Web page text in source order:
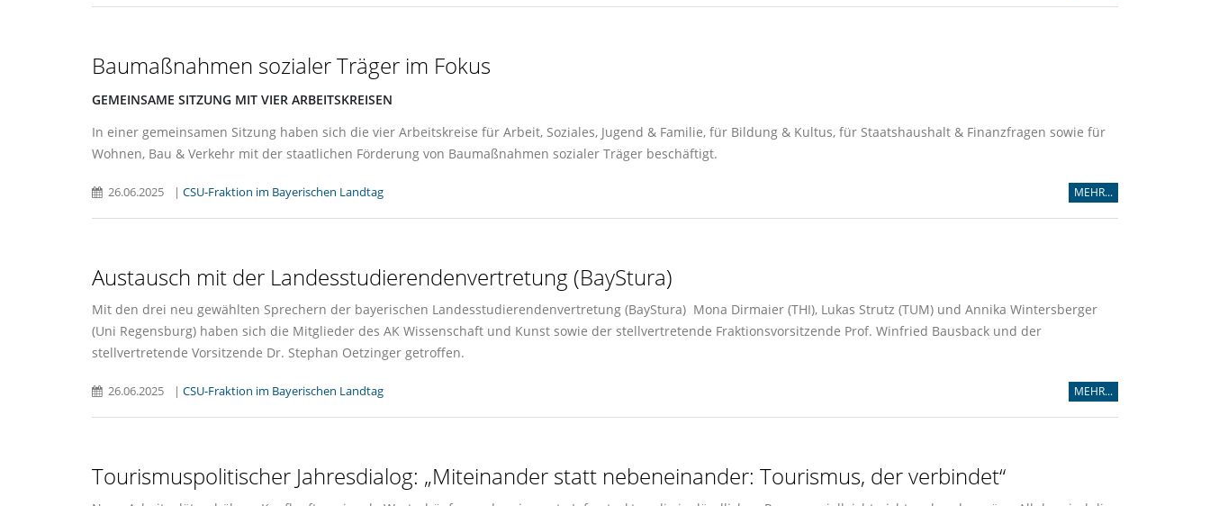
Baumaßnahmen sozialer Träger im Fokus
GEMEINSAME SITZUNG MIT VIER ARBEITSKREISEN
In einer gemeinsamen Sitzung haben sich die vier Arbeitskreise für Arbeit, Soziales, Jugend & Familie, für Bildung & Kultus, für Staatshaushalt & Finanzfragen sowie für
Wohnen, Bau & Verkehr mit der staatlichen Förderung von Baumaßnahmen sozialer Träger beschäftigt.
26.06.2025 | CSU-Fraktion im Bayerischen Landtag MEHR...
Austausch mit der Landesstudierendenvertretung (BayStura)
Mit den drei neu gewählten Sprechern der bayerischen Landesstudierendenvertretung (BayStura) Mona Dirmaier (THI), Lukas Strutz (TUM) und Annika Wintersberger
(Uni Regensburg) haben sich die Mitglieder des AK Wissenschaft und Kunst sowie der stellvertretende Fraktionsvorsitzende Prof. Winfried Bausback und der
stellvertretende Vorsitzende Dr. Stephan Oetzinger getroffen.
26.06.2025 | CSU-Fraktion im Bayerischen Landtag MEHR...
Tourismuspolitischer Jahresdialog: „Miteinander statt nebeneinander: Tourismus, der verbindet“